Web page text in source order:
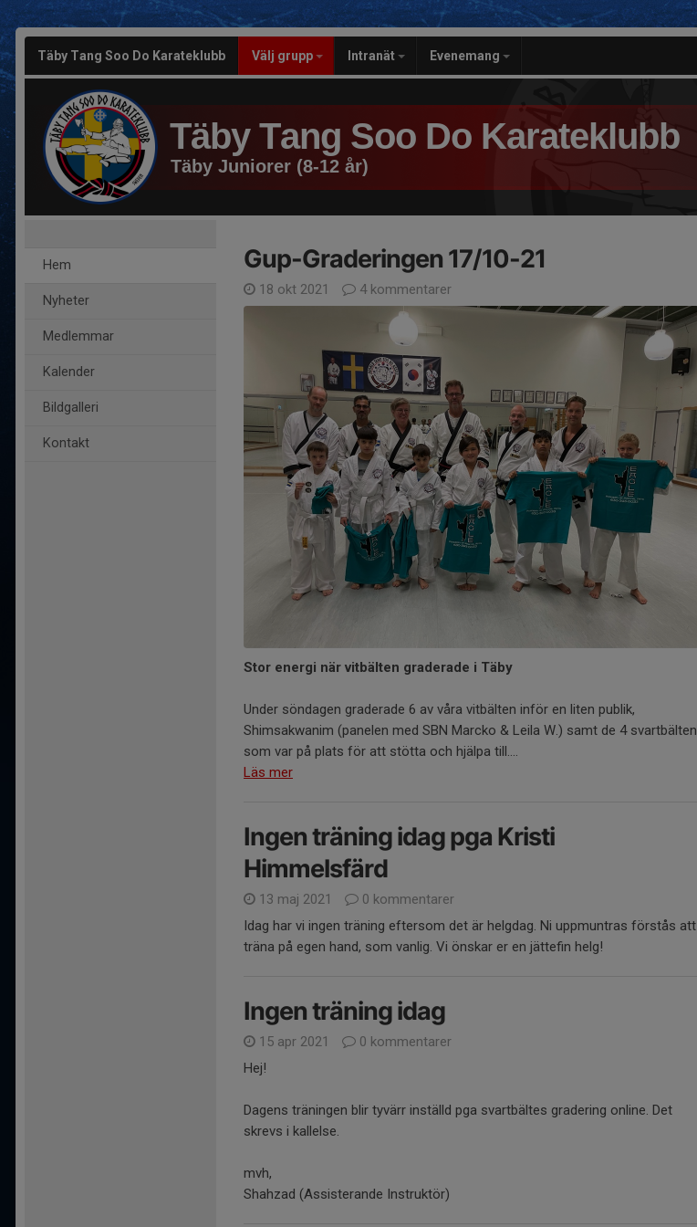
Täby Tang Soo Do Karateklubb Välj grupp Intranät Evenemang
Täby Tang Soo Do Karateklubb
Täby Juniorer (8-12 år)
Hem
Nyheter
Medlemmar
Kalender
Bildgalleri
Kontakt
Gup-Graderingen 17/10-21
18 okt 2021 4 kommentarer
Stor energi när vitbälten graderade i Täby
Under söndagen graderade 6 av våra vitbälten inför en liten publik,
Shimsakwanim (panelen med SBN Marcko & Leila W.) samt de 4 svartbälten
som var på plats för att stötta och hjälpa till....
Läs mer
Ingen träning idag pga Kristi
Himmelsfärd
13 maj 2021
0 kommentarer
Idag har vi ingen träning eftersom det är helgdag. Ni uppmuntras förstås att
träna på egen hand, som vanlig. Vi önskar er en jättefin helg!
Ingen träning idag
15 apr 2021
0 kommentarer
Hej!
Dagens träningen blir tyvärr inställd pga svartbältes gradering online. Det
skrevs i kallelse.
mvh,
Shahzad (Assisterande Instruktör)